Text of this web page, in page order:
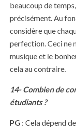
beaucoup de
précisément. Au
considère que
perfection. Ceci ne
musique et le
cela au contraire.
14- Combien de
étudiants ?
PG : Cela dépend